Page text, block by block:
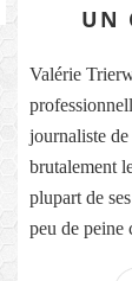
UN
Valérie
journaliste
brutalement
plupart de
peu de peine